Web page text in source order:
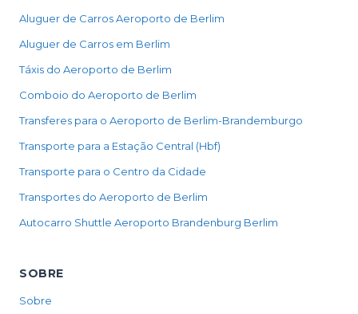
Aluguer de Carros Aeroporto de Berlim
Aluguer de Carros em Berlim
Táxis do Aeroporto de Berlim
Comboio do Aeroporto de Berlim
Transferes para o Aeroporto de Berlim-Brandemburgo
Transporte para a Estação Central (Hbf)
Transporte para o Centro da Cidade
Transportes do Aeroporto de Berlim
Autocarro Shuttle Aeroporto Brandenburg Berlim
SOBRE
Sobre